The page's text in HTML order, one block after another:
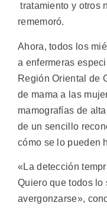
tratamiento y otros
rememoró.
Ahora, todos los
a enfermeras
Región Oriental de
de mama a las
mamografías de
de un sencillo
cómo se lo pueden
«La detección
Quiero que todos lo
avergonzarse»,